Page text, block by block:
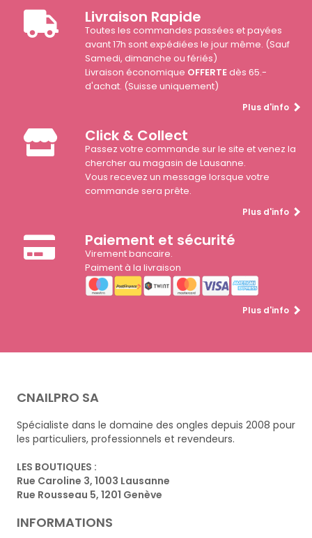
Livraison Rapide
Toutes les commandes passées et payées
avant 17h sont expédiées le jour même. (Sauf
Samedi, dimanche ou fériés)
Livraison économique OFFERTEdès 65.-
d'achat. (Suisse uniquement)
Plus d'info
Click & Collect
Passez votre commande sur le site et venez la
chercher au magasin de Lausanne.
Vous recevez un message lorsque votre
commande sera prête.
Plus d'info
Paiement et sécurité
Virement bancaire.
Paiment à la livraison
Plus d'info
CNAILPRO SA
Spécialiste dans le domaine des ongles depuis 2008 pour
les particuliers, professionnels et revendeurs.
LES BOUTIQUES :
Rue Caroline 3, 1003 Lausanne
Rue Rousseau 5, 1201 Genève
INFORMATIONS